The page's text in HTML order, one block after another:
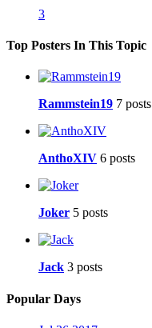
3
Top Posters In This Topic
Rammstein19 7 posts
AnthoXIV 6 posts
Joker 5 posts
Jack 3 posts
Popular Days